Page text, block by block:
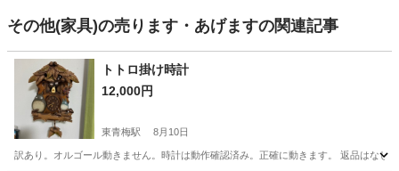
その他(家具)の売ります・あげますの関連記事
トトロ掛け時計
12,000円
東青梅駅 8月10日
訳あり。オルゴール動きません。時計は動作確認済み。正確に動きます。 返品はなし